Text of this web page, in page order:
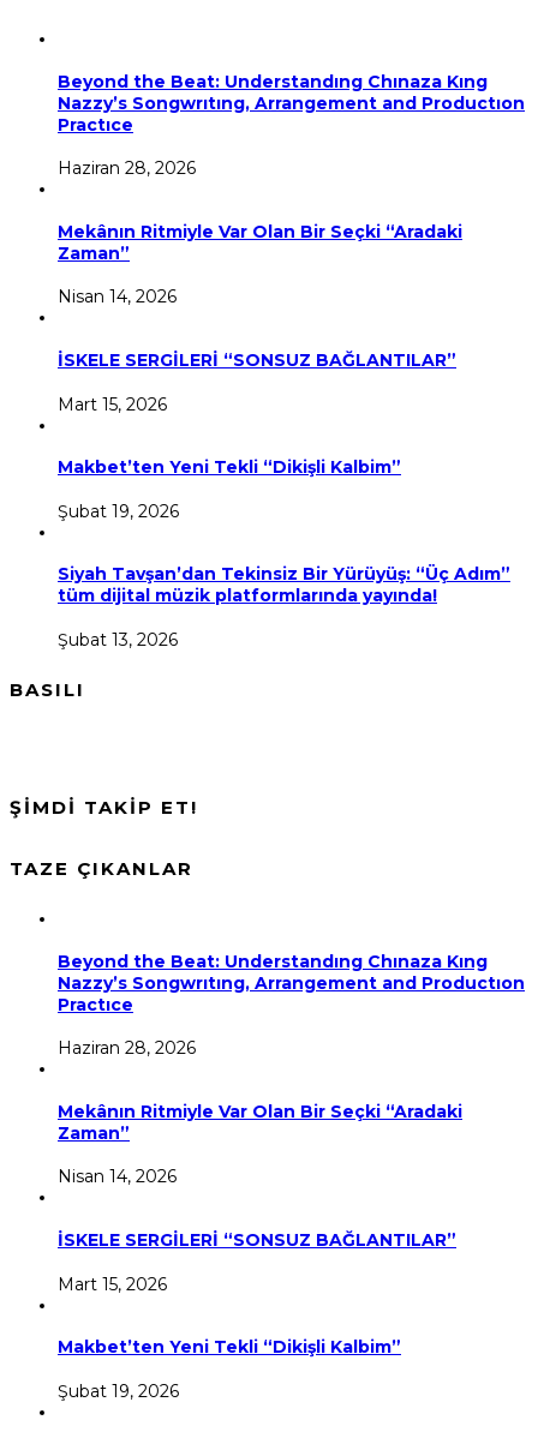
Beyond the Beat: Understandıng Chınaza Kıng
Nazzy’s Songwrıtıng, Arrangement and Productıon
Practıce
Haziran 28, 2026
Mekânın Ritmiyle Var Olan Bir Seçki “Aradaki
Zaman”
Nisan 14, 2026
İSKELE SERGİLERİ “SONSUZ BAĞLANTILAR”
Mart 15, 2026
Makbet’ten Yeni Tekli “Dikişli Kalbim”
Şubat 19, 2026
Siyah Tavşan’dan Tekinsiz Bir Yürüyüş: “Üç Adım”
tüm dijital müzik platformlarında yayında!
Şubat 13, 2026
BASILI
ŞİMDİ TAKİP ET!
TAZE ÇIKANLAR
Beyond the Beat: Understandıng Chınaza Kıng
Nazzy’s Songwrıtıng, Arrangement and Productıon
Practıce
Haziran 28, 2026
Mekânın Ritmiyle Var Olan Bir Seçki “Aradaki
Zaman”
Nisan 14, 2026
İSKELE SERGİLERİ “SONSUZ BAĞLANTILAR”
Mart 15, 2026
Makbet’ten Yeni Tekli “Dikişli Kalbim”
Şubat 19, 2026